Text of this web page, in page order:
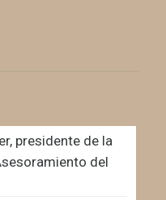
presidente de la
del